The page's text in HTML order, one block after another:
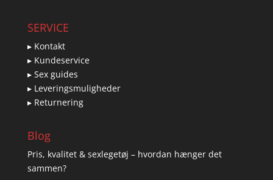
SERVICE
▸ Kontakt
▸ Kundeservice
▸ Sex guides
▸ Leveringsmuligheder
▸ Returnering
Blog
Pris, kvalitet & sexlegetøj – hvordan hænger det
sammen?